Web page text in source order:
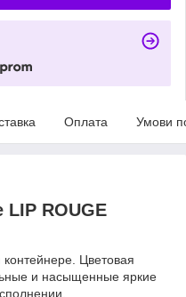
Оплата Умови
LIP ROUGE
Цветовая
и насыщенные яркие